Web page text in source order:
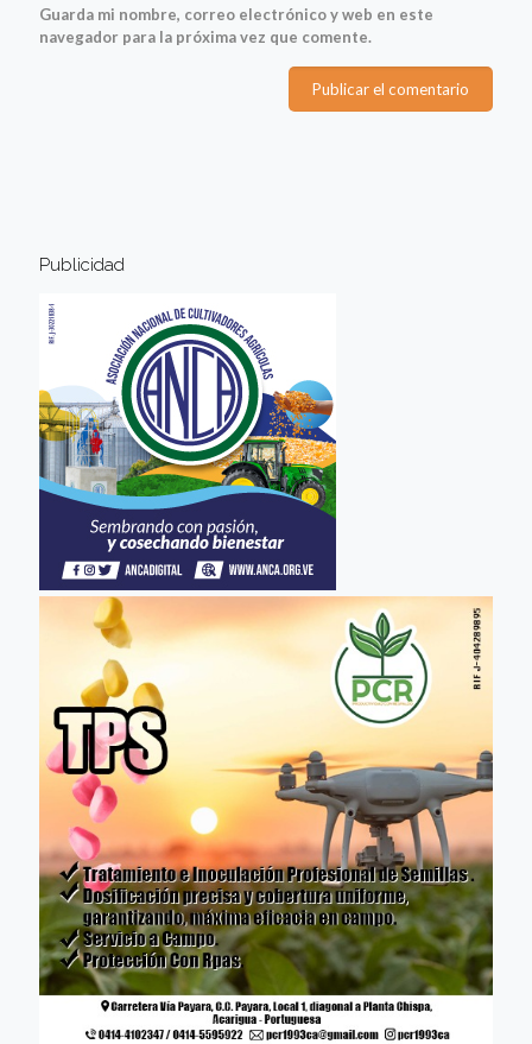
Guarda mi nombre, correo electrónico y web en este
navegador para la próxima vez que comente.
Publicidad